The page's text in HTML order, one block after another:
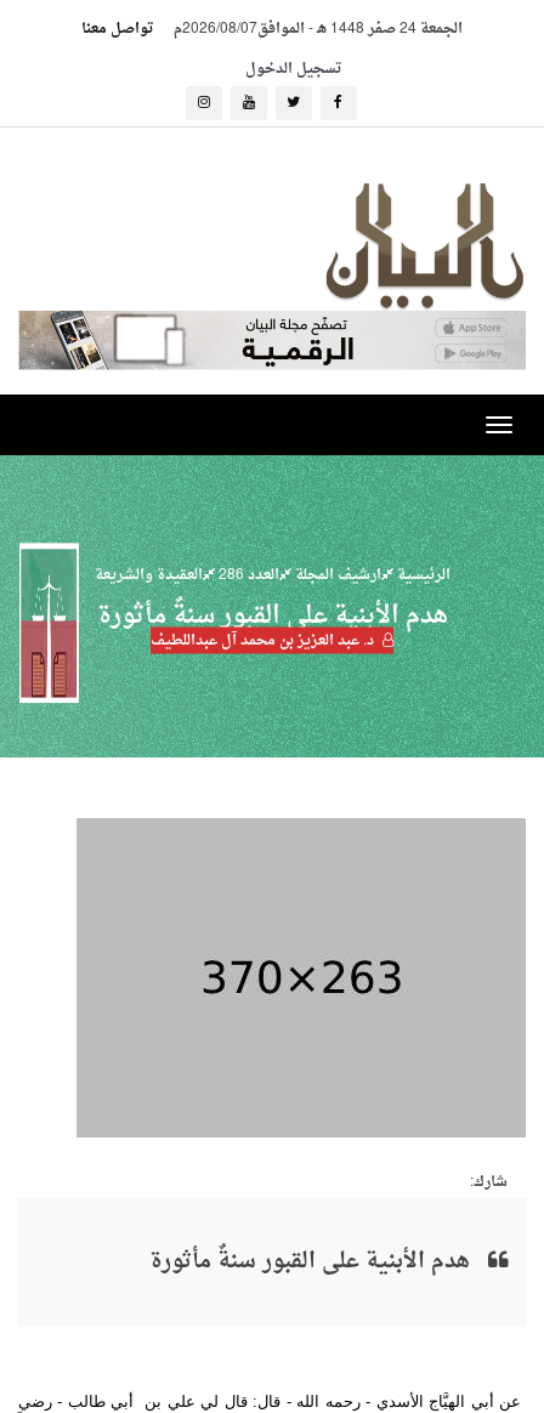
الجمعة 24 صفر 1448 هـ -الموافق2026/08/07م
تواصل معنا
تسجيل الدخول
Toggle
navigation
الرئيسية ارشيف المجلة العدد 286 العقيدة والشريعة
هدم الأبنية على القبور سنةٌ مأثورة
د. عبد العزيز بن محمد آل عبداللطيف
شارك:
هدم الأبنية على القبور سنةٌ مأثورة
عن أبي الهيَّاج الأسدي - رحمه الله - قال: قال لي علي بن أبي طالب - رضي